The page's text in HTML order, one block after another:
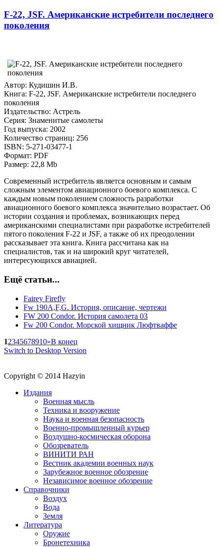
F-22, JSF. Американские истребители последнего
поколения
Автор: Кудишин И.В.
Книга: F-22, JSF. Американские истребители последнего
поколения
Издательство: Астрель
Серия: Знаменитые самолеты
Год выпуска: 2002
Количество страниц: 256
ISBN: 5-271-03477-1
Формат: PDF
Размер: 22,8 Mb
Современный истребитель является основным и самым
сложным элементом авиационного боевого комплекса. С
каждым новым поколением сложность разработки
авиационного боевого комплекса значительно возрастает. Об
истории создания и проблемах, возникающих перед
американскими специалистами при разработке истребителей
пятого поколения F-22 и JSF, a также об их преодолении
рассказывает эта книга. Книга рассчитана как на
специалистов, так и на широкий круг читателей,
интересующихся авиацией.
Ещё статьи...
Fairey Firefly
Fw 190A,F,G. История, описание, чертежи
FW 200 Condor. История самолета 03
Fw 200 Condor. Морской хищник Люфтваффе
12345678910»В конец
Switch to Desktop Version
Copyright © 2014 Hazyin
Издания
Военная мысль
Техника и вооружение
Наука и военная безопасность
Военно-промышленный курьер
Воздушно-космическая оборона
Обозреватель
ВИНИТИ РАН
Вестник академии военных наук
Зарубежное военное обозрение
Независимое военное обозрение
Справочники
Воздух
Вода
Земля
Литература
Оружие
Бронетехника